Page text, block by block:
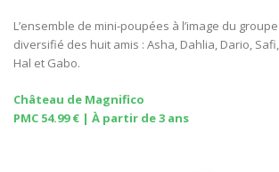
L’ensemble de mini-poupées à l’image du
diversifié des huit amis : Asha, Dahlia, Dario,
Hal et Gabo.
Château de Magnifico
PMC 54.99 € | À partir de 3 ans